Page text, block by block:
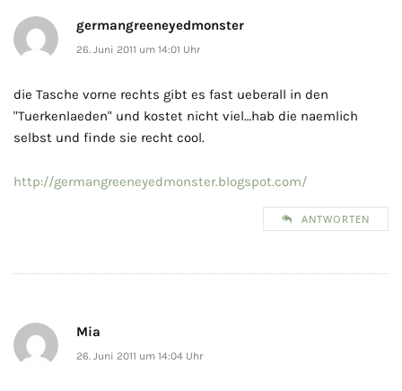
germangreeneyedmonster
26. Juni 2011 um 14:01 Uhr
die Tasche vorne rechts gibt es fast ueberall in den
"Tuerkenlaeden" und kostet nicht viel…hab die naemlich
selbst und finde sie recht cool.
http://germangreeneyedmonster.blogspot.com/
ANTWORTEN
Mia
26. Juni 2011 um 14:04 Uhr